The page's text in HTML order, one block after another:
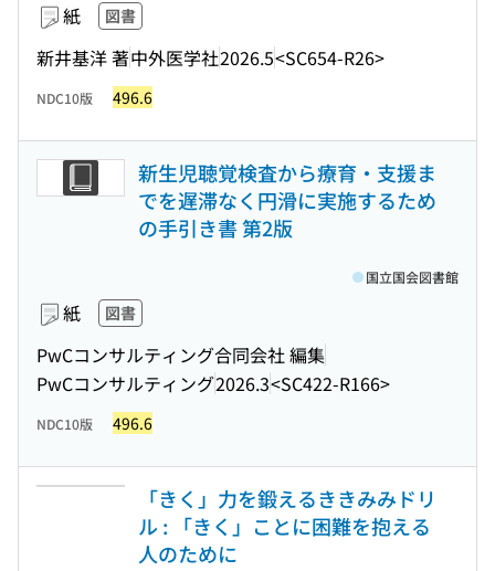
紙 図書
新井基洋 著中外医学社2026.5<SC654-R26>
NDC10版 496.6
新生児聴覚検査から療育・支援ま
でを遅滞なく円滑に実施するため
の手引き書 第2版
紙 図書
PwCコンサルティング合同会社 編集
PwCコンサルティング2026.3<SC422-R166>
国立国会図書館
NDC10版 496.6
「きく」力を鍛えるききみみドリ
ル : 「きく」ことに困難を抱える
人のために